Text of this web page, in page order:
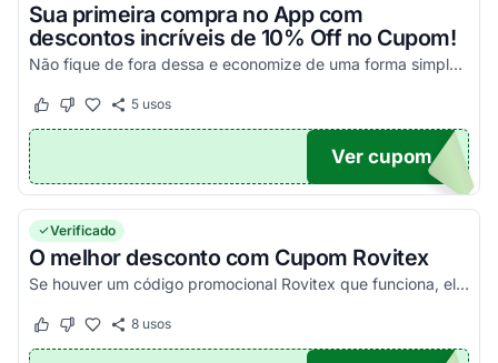
Sua primeira compra no App com
descontos incríveis de 10% Off no Cupom!
Não fique de fora dessa e economize de uma forma simples nas suas compras!
Este cupom funcionou
Este cupom não funcionou
5usos
PP
Ver cupom
Verificado
O melhor desconto com Cupom Rovitex
Se houver um código promocional Rovitex que funciona, ele estará aqui na nossa página. Pegue o voucher e confira agora!
Este cupom funcionou
Este cupom não funcionou
8usos